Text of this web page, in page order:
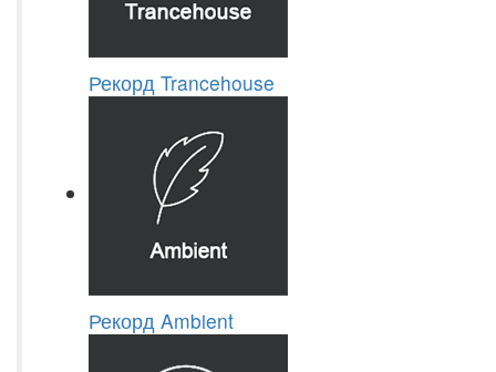
Рекорд Trancehouse
Рекорд Ambient